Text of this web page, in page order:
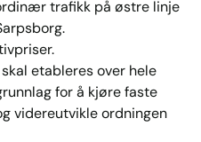
trafikk på østre linje
etableres over hele
for å kjøre faste
videreutvikle ordningen